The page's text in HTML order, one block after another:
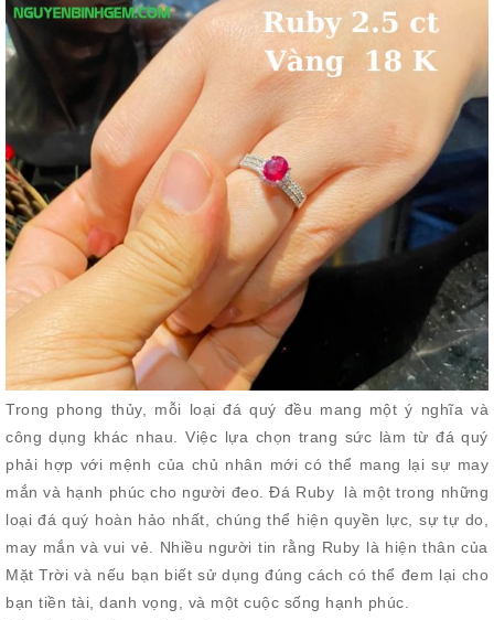
Trong phong thủy, mỗi loại đá quý đều mang một ý nghĩa và
công dụng khác nhau. Việc lựa chọn trang sức làm từ đá quý
phải hợp với mệnh của chủ nhân mới có thể mang lại sự may
mắn và hạnh phúc cho người đeo. Đá Ruby là một trong những
loại đá quý hoàn hảo nhất, chúng thể hiện quyền lực, sự tự do,
may mắn và vui vẻ. Nhiều người tin rằng Ruby là hiện thân của
Mặt Trời và nếu bạn biết sử dụng đúng cách có thể đem lại cho
bạn tiền tài, danh vọng, và một cuộc sống hạnh phúc.